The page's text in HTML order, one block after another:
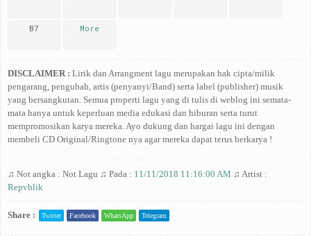
B7 More
DISCLAIMER : Lirik dan Arrangment lagu merupakan hak cipta/milik
pengarang, pengubah, artis (penyanyi/Band) serta label (publisher) musik
yang bersangkutan. Semua properti lagu yang di tulis di weblog ini semata-
mata hanya untuk keperluan media edukasi dan hiburan serta turut
mempromosikan karya mereka. Ayo dukung dan hargai lagu ini dengan
membeli CD Original/Ringtone nya agar mereka dapat terus berkarya !
♫ Not angka : Not Lagu ♫ Pada : 11/11/2018 11:16:00 AM ♫ Artist :
Repvblik
Share : Twitter Facebook WhatsApp Telegram